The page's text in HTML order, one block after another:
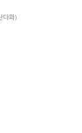
다화)